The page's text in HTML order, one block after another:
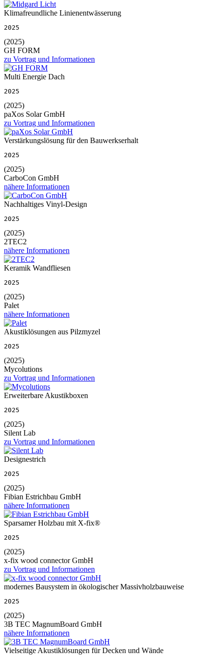
Klimafreundliche Linienentwässerung
2025
(2025)
GH FORM
zu Vortrag und Informationen
Multi Energie Dach
2025
(2025)
paXos Solar GmbH
zu Vortrag und Informationen
Verstärkungslösung für den Bauwerkserhalt
2025
(2025)
CarboCon GmbH
nähere Informationen
Nachhaltiges Vinyl-Design
2025
(2025)
2TEC2
nähere Informationen
Keramik Wandfliesen
2025
(2025)
Palet
nähere Informationen
Akustiklösungen aus Pilzmyzel
2025
(2025)
Mycolutions
zu Vortrag und Informationen
Erweiterbare Akustikboxen
2025
(2025)
Silent Lab
zu Vortrag und Informationen
Designestrich
2025
(2025)
Fibian Estrichbau GmbH
nähere Informationen
Sparsamer Holzbau mit X-fix®
2025
(2025)
x-fix wood connector GmbH
zu Vortrag und Informationen
modernes Bausystem in ökologischer Massivholzbauweise
2025
(2025)
3B TEC MagnumBoard GmbH
nähere Informationen
Vielseitige Akustiklösungen für Decken und Wände